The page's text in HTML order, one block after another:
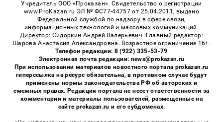
Учредитель ООО «Проказан». Cвидетельство о регистрации
www.ProKazan.ru ЭЛ № ФС77-44757 от 25.04.2011, выдано
Федеральной службой по надзору в сфере связи,
информационных технологий и массовых коммуникаций.
Директор: Сидоркин Андрей Валерьевич. Главный редактор:
Шарова Анастасия Александровна. Возрастное ограничение 16+.
Телефон редакции: 8 (922) 335-53-79
Электронная почта редакции: news@prokazan.ru
При использовании материалов новостного портала prokazan.ru
гиперссылка на ресурс обязательна, в противном случае будут
применены нормы законодательства РФ об авторских и
смежных правах. Редакция портала не несет ответственности за
комментарии и материалы пользователей, размещенные на
сайте prokazan.ru и его субдоменах.